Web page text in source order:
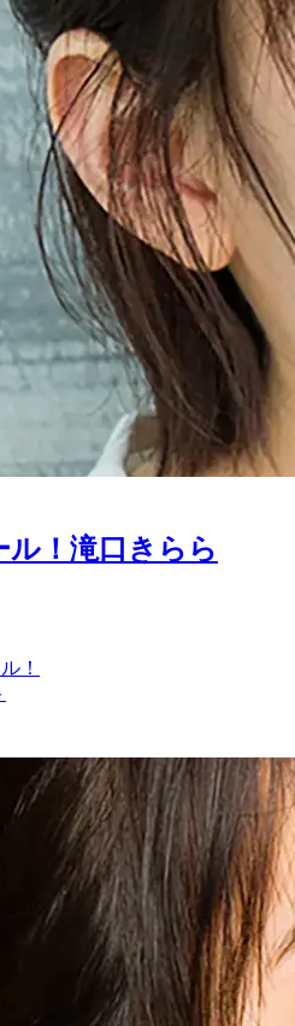
！滝口きらら
！